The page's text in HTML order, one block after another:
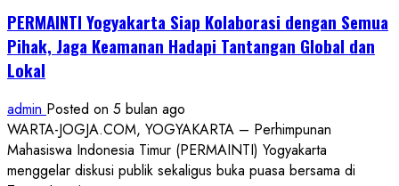
Kota
Usai
Sampah
PERMAINTI Yogyakarta Siap Kolaborasi dengan Semua
Pihak, Jaga Keamanan Hadapi Tantangan Global dan
Lokal
admin Posted on 5 bulan ago
WARTA-JOGJA.COM, YOGYAKARTA – Perhimpunan
Mahasiswa Indonesia Timur (PERMAINTI) Yogyakarta
menggelar diskusi publik sekaligus buka puasa bersama di